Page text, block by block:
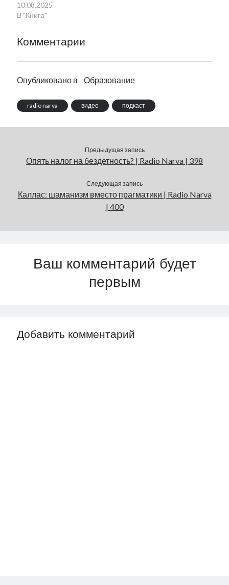
10.08.2025
В "Книга"
Комментарии
Опубликовано в Образование
radio narva видео подкаст
Предыдущая запись
Опять налог на бездетность? | Radio Narva | 398
Следующая запись
Каллас: шаманизм вместо прагматики | Radio Narva
| 400
Ваш комментарий будет
первым
Добавить комментарий